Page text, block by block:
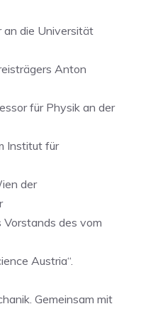
die Universität
Anton
für Physik an der
Institut für
der
des vom
Austria“.
Gemeinsam mit